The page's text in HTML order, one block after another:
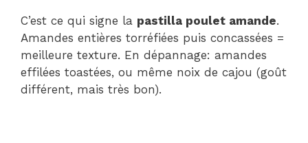
C’est ce qui signe la pastilla poulet amande.
Amandes entières torréfiées puis concassées =
meilleure texture. En dépannage: amandes
effilées toastées, ou même noix de cajou (goût
différent, mais très bon).